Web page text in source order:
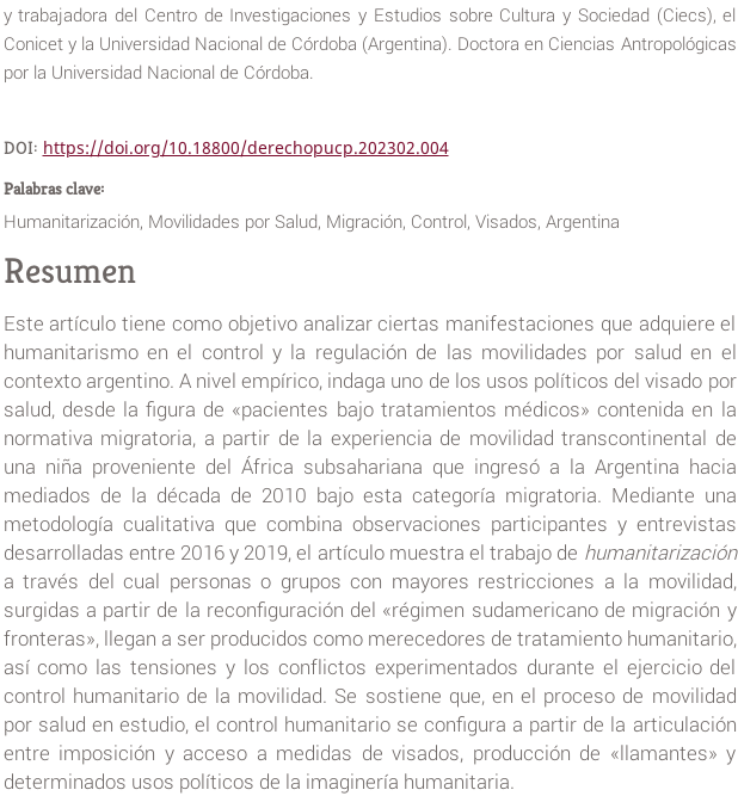
y trabajadora del Centro de Investigaciones y Estudios sobre Cultura y Sociedad (Ciecs), el
Conicet y la Universidad Nacional de Córdoba (Argentina). Doctora en Ciencias Antropológicas
por la Universidad Nacional de Córdoba.
DOI: https://doi.org/10.18800/derechopucp.202302.004
Palabras clave:
Humanitarización, Movilidades por Salud, Migración, Control, Visados, Argentina
Resumen
Este artículo tiene como objetivo analizar ciertas manifestaciones que adquiere el
humanitarismo en el control y la regulación de las movilidades por salud en el
contexto argentino. A nivel empírico, indaga uno de los usos políticos del visado por
salud, desde la figura de «pacientes bajo tratamientos médicos» contenida en la
normativa migratoria, a partir de la experiencia de movilidad transcontinental de
una niña proveniente del África subsahariana que ingresó a la Argentina hacia
mediados de la década de 2010 bajo esta categoría migratoria. Mediante una
metodología cualitativa que combina observaciones participantes y entrevistas
desarrolladas entre 2016 y 2019, el artículo muestra el trabajo de humanitarización
a través del cual personas o grupos con mayores restricciones a la movilidad,
surgidas a partir de la reconfiguración del «régimen sudamericano de migración y
fronteras», llegan a ser producidos como merecedores de tratamiento humanitario,
así como las tensiones y los conflictos experimentados durante el ejercicio del
control humanitario de la movilidad. Se sostiene que, en el proceso de movilidad
por salud en estudio, el control humanitario se configura a partir de la articulación
entre imposición y acceso a medidas de visados, producción de «llamantes» y
determinados usos políticos de la imaginería humanitaria.